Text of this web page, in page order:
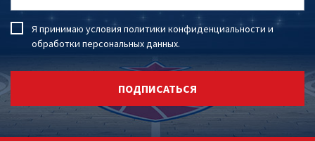
Я принимаю условия политики конфиденциальности и
обработки персональных данных.
ПОДПИСАТЬСЯ